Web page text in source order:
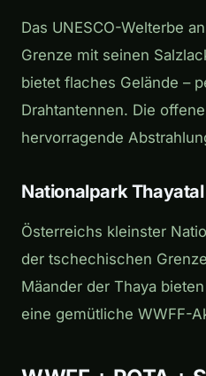
Das UNESCO-Welterbe
Grenze mit seinen
bietet flaches Gelände –
Drahtantennen. Die
hervorragende
Nationalpark Thayatal
Österreichs kleinster
der tschechischen
Mäander der Thaya
eine gemütliche WWFF-